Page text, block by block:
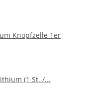
Knopfzelle 1er